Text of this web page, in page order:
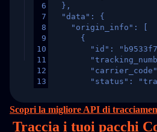
6
7
8
9
10
11
12
13
16
17
  },
  "data": {
    "origin_info": [
      {
"id":
"status":
        "weblink": "",
Scopri la migliore API di
Traccia i tuoi pacchi